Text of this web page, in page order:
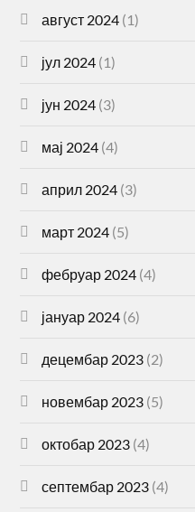
август 2024 (1)
јул 2024 (1)
јун 2024 (3)
мај 2024 (4)
април 2024 (3)
март 2024 (5)
фебруар 2024 (4)
јануар 2024 (6)
децембар 2023 (2)
новембар 2023 (5)
октобар 2023 (4)
септембар 2023 (4)